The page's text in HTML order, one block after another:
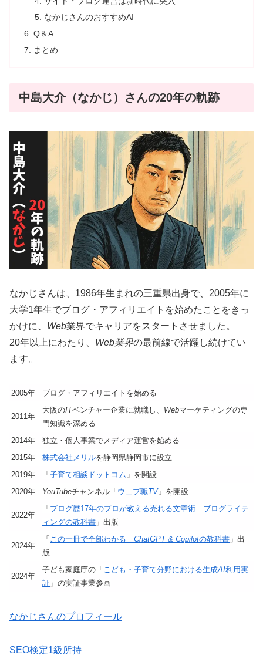
なかじさんのおすすめAI
Q＆A
まとめ
中島大介（なかじ）さんの20年の軌跡
なかじさんは、1986年生まれの三重県出身で、2005年に
大学1年生でブログ・アフィリエイトを始めたことをきっ
かけに、 Web業界でキャリアをスタートさせました。
20年以上にわたり、 Web業界の最前線で活躍し続けてい
ます。
2005年 ブログ・アフィリエイトを始める
2011年
大阪のITベンチャー企業に就職し、 Webマーケティングの専
門知識を深める
2014年
独立・個人事業でメディア運営を始める
2015年
株式会社メリルを静岡県静岡市に設立
2019年
「 子育て相談ドットコム 」を開設
2020年
YouTubeチャンネル「 ウェブ職TV」を開設
2022年
「 ブログ歴17年のプロが教える売れる文章術 ブログライテ
ィングの教科書 」出版
2024年
「 この一冊で全部わかる ChatGPT & Copilotの教科書 」出
版
2024年
子ども家庭庁の「 こども・子育て分野における生成AI利用実
証 」の実証事業参画
なかじさんのプロフィール
SEO検定1級所持